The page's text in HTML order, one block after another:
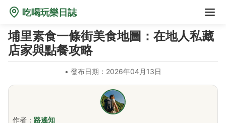
吃喝玩樂日誌
埔里素食一條街美食地圖：在地人私藏
店家與點餐攻略
• 發布日期：2026年04月13日
作者： 路遙知